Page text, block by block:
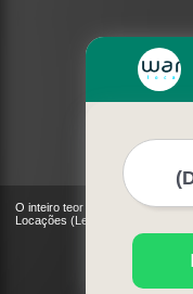
O inteiro teor deste site está
Locações (Lei 9610 de 19/02/